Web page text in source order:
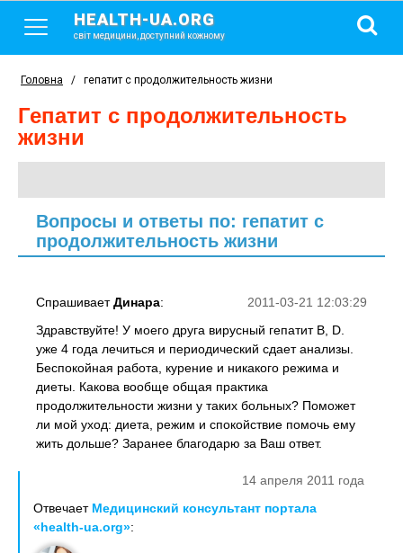
HEALTH-UA.ORG
світ медицини, доступний кожному
Головна / гепатит с продолжительность жизни
гепатит с продолжительность
жизни
Вопросы и ответы по: гепатит с
продолжительность жизни
2011-03-21 12:03:29
СпрашиваетДинара:
Здравствуйте! У моего друга вирусный гепатит B, D.
уже 4 года лечиться и периодический сдает анализы.
Беспокойная работа, курение и никакого режима и
диеты. Какова вообще общая практика
продолжительности жизни у таких больных? Поможет
ли мой уход: диета, режим и спокойствие помочь ему
жить дольше? Заранее благодарю за Ваш ответ.
14 апреля 2011 года
Отвечает Медицинский консультант портала
«health-ua.org»: